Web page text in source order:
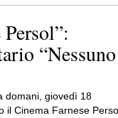
“Nessuno
domani, giovedì 18
il Cinema Farnese